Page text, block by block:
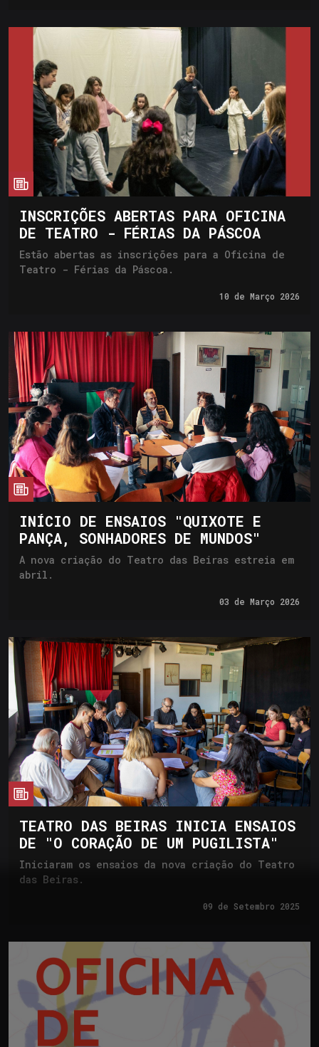
INSCRIÇÕES ABERTAS PARA OFICINA
DE TEATRO - FÉRIAS DA PÁSCOA
Estão abertas as inscrições para a Oficina de
Teatro - Férias da Páscoa.
10 de Março 2026
INÍCIO DE ENSAIOS "QUIXOTE E
PANÇA, SONHADORES DE MUNDOS"
A nova criação do Teatro das Beiras estreia em
abril.
03 de Março 2026
TEATRO DAS BEIRAS INICIA ENSAIOS
DE "O CORAÇÃO DE UM PUGILISTA"
Iniciaram os ensaios da nova criação do Teatro
das Beiras.
09 de Setembro 2025